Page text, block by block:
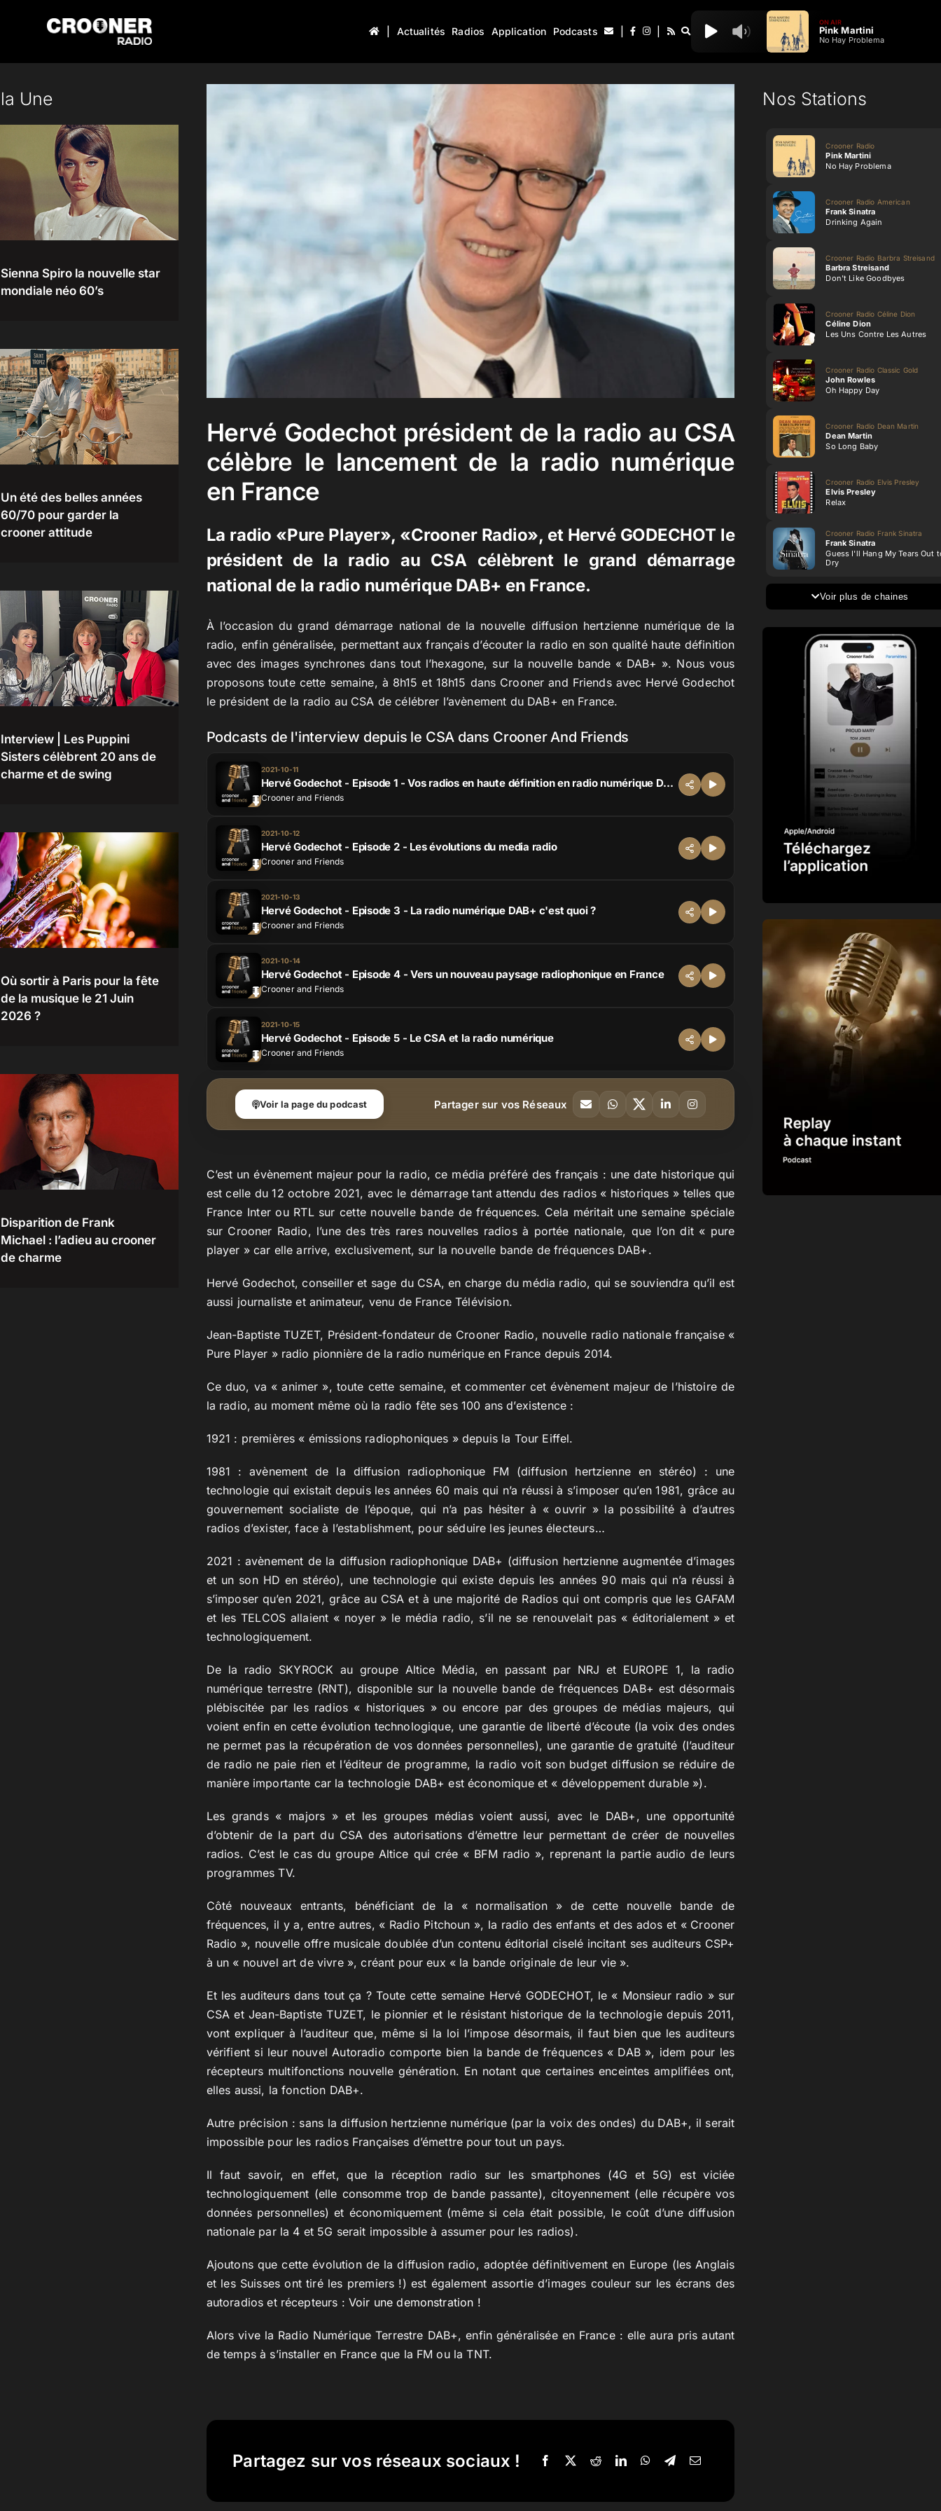
Actualités Radios Application Podcasts
ON AIR
Pink Martini
No Hay Problema
Une
Sienna Spiro la nouvelle star
mondiale néo 60’s
Un été des belles années
60/70 pour garder la
crooner attitude
Interview | Les Puppini
Sisters célèbrent 20 ans de
charme et de swing
Où sortir à Paris pour la fête
de la musique le 21 Juin
2026 ?
Disparition de Frank
Michael : l’adieu au crooner
de charme
Hervé Godechot président de la radio au CSA
célèbre le lancement de la radio numérique
en France
La radio «Pure Player», «Crooner Radio», et Hervé GODECHOT le
président de la radio au CSA célèbrent le grand démarrage
national de la radio numérique DAB+ en France.
À l’occasion du grand démarrage national de la nouvelle diffusion hertzienne numérique de la
radio, enfin généralisée, permettant aux français d’écouter la radio en son qualité haute définition
avec des images synchrones dans tout l’hexagone, sur la nouvelle bande « DAB+ ». Nous vous
proposons toute cette semaine, à 8h15 et 18h15 dans Crooner and Friends avec Hervé Godechot
le président de la radio au CSA de célébrer l’avènement du DAB+ en France.
Podcasts de l'interview depuis le CSA dans Crooner And Friends
2021-10-11
Hervé Godechot - Episode 1 - Vos radios en haute définition en radio numérique DAB+
Crooner and Friends
2021-10-12
Hervé Godechot - Episode 2 - Les évolutions du media radio
Crooner and Friends
2021-10-13
Hervé Godechot - Episode 3 - La radio numérique DAB+ c'est quoi ?
Crooner and Friends
2021-10-14
Hervé Godechot - Episode 4 - Vers un nouveau paysage radiophonique en France
Crooner and Friends
2021-10-15
Hervé Godechot - Episode 5 - Le CSA et la radio numérique
Crooner and Friends
Voir la page du podcast Partager sur vos Réseaux
C’est un évènement majeur pour la radio, ce média préféré des français : une date historique qui
est celle du 12 octobre 2021, avec le démarrage tant attendu des radios « historiques » telles que
France Inter ou RTL sur cette nouvelle bande de fréquences. Cela méritait une semaine spéciale
sur Crooner Radio, l’une des très rares nouvelles radios à portée nationale, que l’on dit « pure
player » car elle arrive, exclusivement, sur la nouvelle bande de fréquences DAB+.
Hervé Godechot, conseiller et sage du CSA, en charge du média radio, qui se souviendra qu’il est
aussi journaliste et animateur, venu de France Télévision.
Jean-Baptiste TUZET, Président-fondateur de Crooner Radio, nouvelle radio nationale française «
Pure Player » radio pionnière de la radio numérique en France depuis 2014.
Ce duo, va « animer », toute cette semaine, et commenter cet évènement majeur de l’histoire de
la radio, au moment même où la radio fête ses 100 ans d’existence :
1921 : premières « émissions radiophoniques » depuis la Tour Eiffel.
1981 : avènement de la diffusion radiophonique FM (diffusion hertzienne en stéréo) : une
technologie qui existait depuis les années 60 mais qui n’a réussi à s’imposer qu’en 1981, grâce au
gouvernement socialiste de l’époque, qui n’a pas hésiter à « ouvrir » la possibilité à d’autres
radios d’exister, face à l’establishment, pour séduire les jeunes électeurs…
2021 : avènement de la diffusion radiophonique DAB+ (diffusion hertzienne augmentée d’images
et un son HD en stéréo), une technologie qui existe depuis les années 90 mais qui n’a réussi à
s’imposer qu’en 2021, grâce au CSA et à une majorité de Radios qui ont compris que les GAFAM
et les TELCOS allaient « noyer » le média radio, s’il ne se renouvelait pas « éditorialement » et
technologiquement.
De la radio SKYROCK au groupe Altice Média, en passant par NRJ et EUROPE 1, la radio
numérique terrestre (RNT), disponible sur la nouvelle bande de fréquences DAB+ est désormais
plébiscitée par les radios « historiques » ou encore par des groupes de médias majeurs, qui
voient enfin en cette évolution technologique, une garantie de liberté d’écoute (la voix des ondes
ne permet pas la récupération de vos données personnelles), une garantie de gratuité (l’auditeur
de radio ne paie rien et l’éditeur de programme, la radio voit son budget diffusion se réduire de
manière importante car la technologie DAB+ est économique et « développement durable »).
Les grands « majors » et les groupes médias voient aussi, avec le DAB+, une opportunité
d’obtenir de la part du CSA des autorisations d’émettre leur permettant de créer de nouvelles
radios. C’est le cas du groupe Altice qui crée « BFM radio », reprenant la partie audio de leurs
programmes TV.
Côté nouveaux entrants, bénéficiant de la « normalisation » de cette nouvelle bande de
fréquences, il y a, entre autres, « Radio Pitchoun », la radio des enfants et des ados et « Crooner
Radio », nouvelle offre musicale doublée d’un contenu éditorial ciselé incitant ses auditeurs CSP+
à un « nouvel art de vivre », créant pour eux « la bande originale de leur vie ».
Et les auditeurs dans tout ça ? Toute cette semaine Hervé GODECHOT, le « Monsieur radio » sur
CSA et Jean-Baptiste TUZET, le pionnier et le résistant historique de la technologie depuis 2011,
vont expliquer à l’auditeur que, même si la loi l’impose désormais, il faut bien que les auditeurs
vérifient si leur nouvel Autoradio comporte bien la bande de fréquences « DAB », idem pour les
récepteurs multifonctions nouvelle génération. En notant que certaines enceintes amplifiées ont,
elles aussi, la fonction DAB+.
Autre précision : sans la diffusion hertzienne numérique (par la voix des ondes) du DAB+, il serait
impossible pour les radios Françaises d’émettre pour tout un pays.
Il faut savoir, en effet, que la réception radio sur les smartphones (4G et 5G) est viciée
technologiquement (elle consomme trop de bande passante), citoyennement (elle récupère vos
données personnelles) et économiquement (même si cela était possible, le coût d’une diffusion
nationale par la 4 et 5G serait impossible à assumer pour les radios).
Ajoutons que cette évolution de la diffusion radio, adoptée définitivement en Europe (les Anglais
et les Suisses ont tiré les premiers !) est également assortie d’images couleur sur les écrans des
autoradios et récepteurs : Voir une demonstration !
Alors vive la Radio Numérique Terrestre DAB+, enfin généralisée en France : elle aura pris autant
de temps à s’installer en France que la FM ou la TNT.
Partagez sur vos réseaux sociaux !
Nos Stations
Crooner Radio
Pink Martini
No Hay Problema
Crooner Radio American
Frank Sinatra
Drinking Again
Crooner Radio Barbra Streisand
Barbra Streisand
Don't Like Goodbyes
Crooner Radio Céline Dion
Céline Dion
Les Uns Contre Les Autres
Crooner Radio Classic Gold
John Rowles
Oh Happy Day
Crooner Radio Dean Martin
Dean Martin
So Long Baby
Crooner Radio Elvis Presley
Elvis Presley
Relax
Crooner Radio Frank Sinatra
Frank Sinatra
Guess I'll Hang My Tears Out
Dry
Voir plus de chaines